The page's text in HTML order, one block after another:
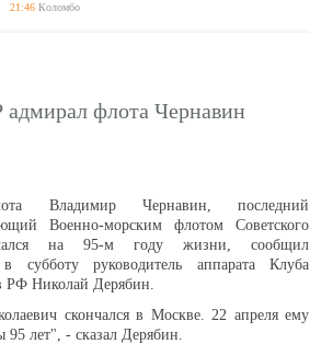
21:46 Коломбо
флота Чернавин
Владимир Чернавин, последний
Военно-морским флотом Советского
на 95-м году жизни, сообщил
субботу руководитель аппарата Клуба
РФ Николай Дерябин.
скончался в Москве. 22 апреля ему
95 лет", - сказал Дерябин.